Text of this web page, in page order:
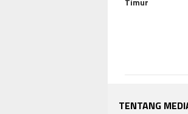
TENTANG